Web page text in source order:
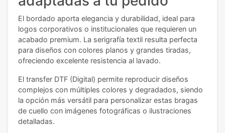
El bordado aporta elegancia y durabilidad, ideal para
logos corporativos o institucionales que requieren un
acabado premium. La serigrafía textil resulta perfecta
para diseños con colores planos y grandes tiradas,
ofreciendo excelente resistencia al lavado.
El transfer DTF (Digital) permite reproducir diseños
complejos con múltiples colores y degradados, siendo
la opción más versátil para personalizar estas bragas
de cuello con imágenes fotográficas o ilustraciones
detalladas.